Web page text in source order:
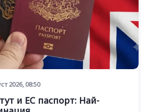
2026, 08:50
и ЕС паспорт: Най-